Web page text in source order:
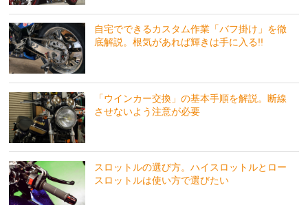
自宅でできるカスタム作業「バフ掛け」を徹
底解説。根気があれば輝きは手に入る!!
「ウインカー交換」の基本手順を解説。断線
させないよう注意が必要
スロットルの選び方。ハイスロットルとロー
スロットルは使い方で選びたい